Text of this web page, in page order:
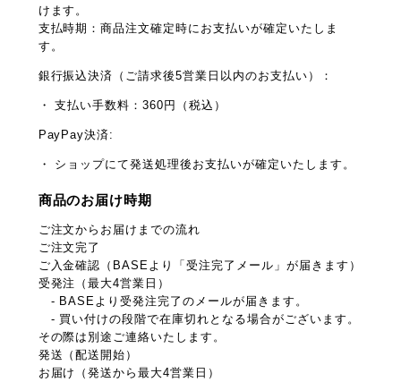
けます。
支払時期：商品注文確定時にお支払いが確定いたしま
す。
銀行振込決済（ご請求後5営業日以内のお支払い）：
・ 支払い手数料：360円（税込）
PayPay決済:
・ ショップにて発送処理後お支払いが確定いたします。
商品のお届け時期
ご注文からお届けまでの流れ
ご注文完了
ご入金確認（BASEより「受注完了メール」が届きます）
受発注（最大4営業日）
- BASEより受発注完了のメールが届きます。
- 買い付けの段階で在庫切れとなる場合がございます。
その際は別途ご連絡いたします。
発送（配送開始）
お届け（発送から最大4営業日）